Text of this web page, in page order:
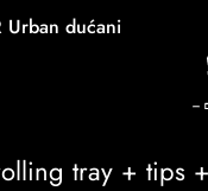
Urban dućani
tray + tips